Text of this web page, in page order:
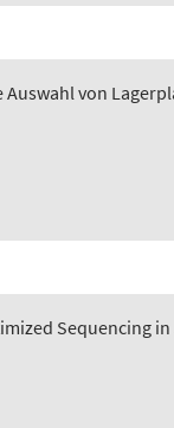
von
Sequencing